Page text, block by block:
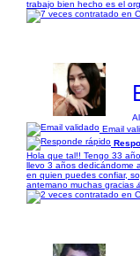
trabajo bien hecho es el
Email
Hola que tal!! Tengo 33
llevo 3 años dedicándome
en quien puedes confiar,
antemano muchas gracias